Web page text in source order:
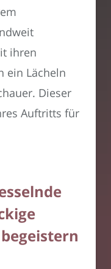
ihren
ein Lächeln
Dieser
Auftritts für